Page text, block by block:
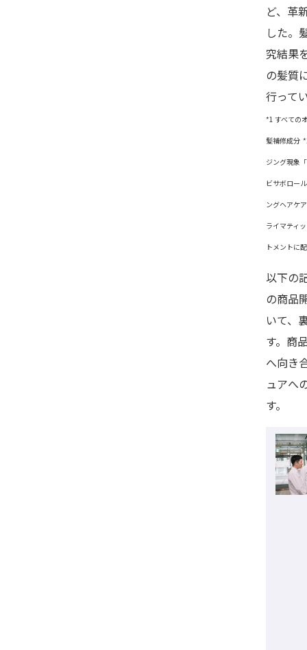
ど、革
した。
究結果
の髪質
行って
*1 すべての
髪補修成分
ジング現象
ビサボロー
ングヘアケ
ライマティ
トメントに
以下の
の商品
いて、
す。商
へ向き
ュアへ
す。